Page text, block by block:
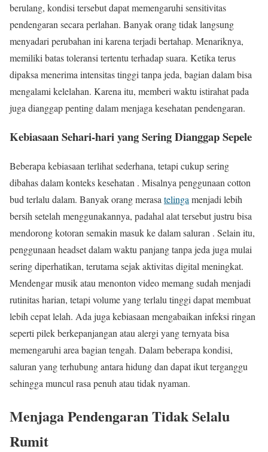
berulang, kondisi tersebut dapat memengaruhi sensitivitas
pendengaran secara perlahan. Banyak orang tidak langsung
menyadari perubahan ini karena terjadi bertahap. Menariknya,
memiliki batas toleransi tertentu terhadap suara. Ketika terus
dipaksa menerima intensitas tinggi tanpa jeda, bagian dalam bisa
mengalami kelelahan. Karena itu, memberi waktu istirahat pada
juga dianggap penting dalam menjaga kesehatan pendengaran.
Kebiasaan Sehari-hari yang Sering Dianggap Sepele
Beberapa kebiasaan terlihat sederhana, tetapi cukup sering
dibahas dalam konteks kesehatan . Misalnya penggunaan cotton
bud terlalu dalam. Banyak orang merasa telinga menjadi lebih
bersih setelah menggunakannya, padahal alat tersebut justru bisa
mendorong kotoran semakin masuk ke dalam saluran . Selain itu,
penggunaan headset dalam waktu panjang tanpa jeda juga mulai
sering diperhatikan, terutama sejak aktivitas digital meningkat.
Mendengar musik atau menonton video memang sudah menjadi
rutinitas harian, tetapi volume yang terlalu tinggi dapat membuat
lebih cepat lelah. Ada juga kebiasaan mengabaikan infeksi ringan
seperti pilek berkepanjangan atau alergi yang ternyata bisa
memengaruhi area bagian tengah. Dalam beberapa kondisi,
saluran yang terhubung antara hidung dan dapat ikut terganggu
sehingga muncul rasa penuh atau tidak nyaman.
Menjaga Pendengaran Tidak Selalu
Rumit